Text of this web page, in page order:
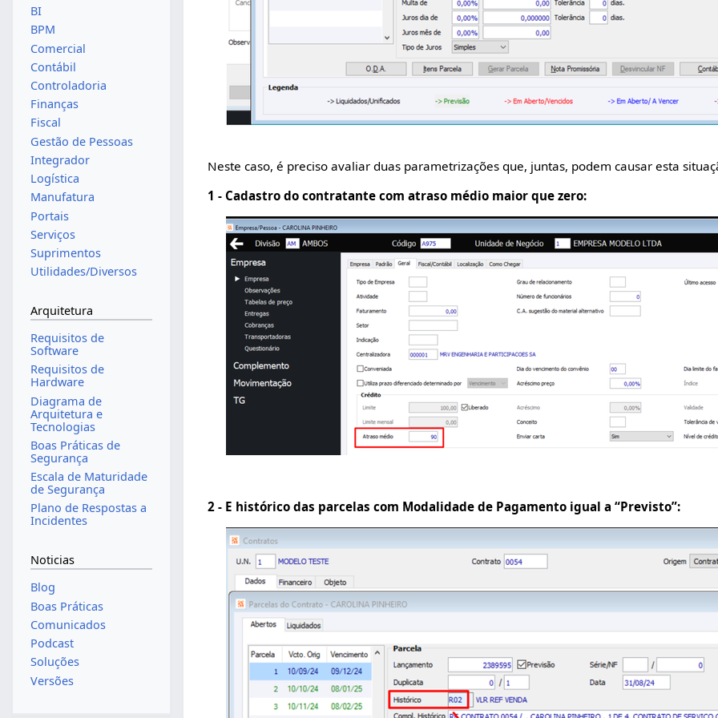
Neste caso, é preciso avaliar duas parametrizações que, juntas, podem causar esta
1 - Cadastro do contratante com atraso médio maior que zero:
2 - E histórico das parcelas com Modalidade de Pagamento igual a “Previsto”:
BI
BPM
Comercial
Contábil
Controladoria
Finanças
Fiscal
Gestão de Pessoas
Integrador
Logística
Manufatura
Portais
Serviços
Suprimentos
Utilidades/Diversos
Arquitetura
Requisitos de
Software
Requisitos de
Hardware
Diagrama de
Arquitetura e
Tecnologias
Boas Práticas de
Segurança
Escala de Maturidade
de Segurança
Plano de Respostas a
Incidentes
Noticias
Blog
Boas Práticas
Comunicados
Podcast
Soluções
Versões